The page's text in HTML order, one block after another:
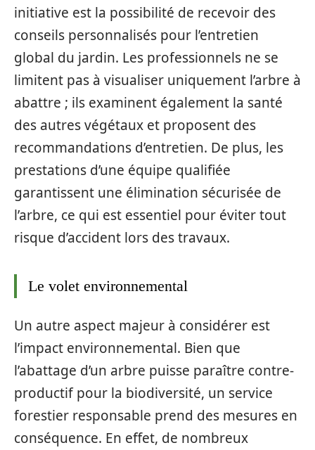
initiative est la possibilité de recevoir des
conseils personnalisés pour l’entretien
global du jardin. Les professionnels ne se
limitent pas à visualiser uniquement l’arbre à
abattre ; ils examinent également la santé
des autres végétaux et proposent des
recommandations d’entretien. De plus, les
prestations d’une équipe qualifiée
garantissent une élimination sécurisée de
l’arbre, ce qui est essentiel pour éviter tout
risque d’accident lors des travaux.
Le volet environnemental
Un autre aspect majeur à considérer est
l’impact environnemental. Bien que
l’abattage d’un arbre puisse paraître contre-
productif pour la biodiversité, un service
forestier responsable prend des mesures en
conséquence. En effet, de nombreux